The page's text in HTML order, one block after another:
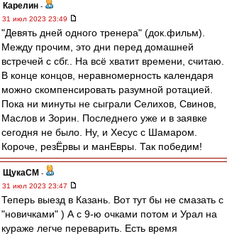
Карелин -
31 июл 2023 23:49
"Девять дней одного тренера" (док.фильм).
Между прочим, это дни перед домашней
встречей с сбг.. На всё хватит времени, считаю.
В конце концов, неравномерность календаря
можно скомпенсировать разумной ротацией.
Пока ни минуты не сыграли Селихов, Свинов,
Маслов и Зорин. Последнего уже и в заявке
сегодня не было. Ну, и Хесус с Шамаром.
Короче, резЁрвы и манЕвры. Так победим!
ЩукаСМ -
31 июл 2023 23:47
Теперь выезд в Казань. Вот тут бы не смазать с
"новичками" ) А с 9-ю очками потом и Урал на
кураже легче переварить. Есть время